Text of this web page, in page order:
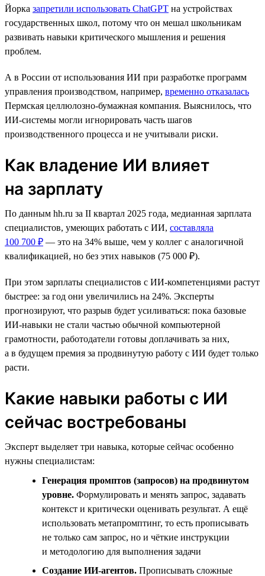
Йорка запретили использовать ChatGPT на устройствах
государственных школ, потому что он мешал школьникам
развивать навыки критического мышления и решения
проблем.
А в России от использования ИИ при разработке программ
управления производством, например, временно отказалась
Пермская целлюлозно-бумажная компания. Выяснилось, что
ИИ-системы могли игнорировать часть шагов
производственного процесса и не учитывали риски.
Как владение ИИ влияет
на зарплату
По данным hh.ru за II квартал 2025 года, медианная зарплата
специалистов, умеющих работать с ИИ, составляла
100 700 ₽ — это на 34% выше, чем у коллег с аналогичной
квалификацией, но без этих навыков (75 000 ₽).
При этом зарплаты специалистов с ИИ-компетенциями растут
быстрее: за год они увеличились на 24%. Эксперты
прогнозируют, что разрыв будет усиливаться: пока базовые
ИИ-навыки не стали частью обычной компьютерной
грамотности, работодатели готовы доплачивать за них,
а в будущем премия за продвинутую работу с ИИ будет только
расти.
Какие навыки работы с ИИ
сейчас востребованы
Эксперт выделяет три навыка, которые сейчас особенно
нужны специалистам:
Генерация промптов (запросов) на продвинутом
уровне. Формулировать и менять запрос, задавать
контекст и критически оценивать результат. А ещё
использовать метапромптинг, то есть прописывать
не только сам запрос, но и чёткие инструкции
и методологию для выполнения задачи
Создание ИИ-агентов. Прописывать сложные